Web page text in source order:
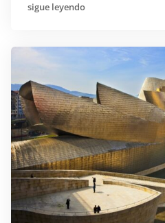
sigue leyendo